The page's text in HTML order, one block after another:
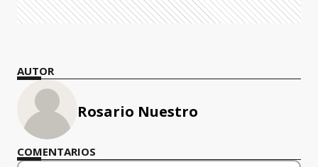
AUTOR
Rosario Nuestro
COMENTARIOS